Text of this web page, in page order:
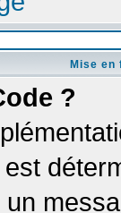
Mise
?